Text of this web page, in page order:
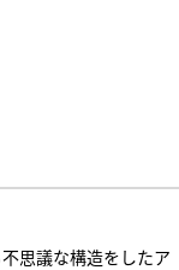
思議な構造をしたア